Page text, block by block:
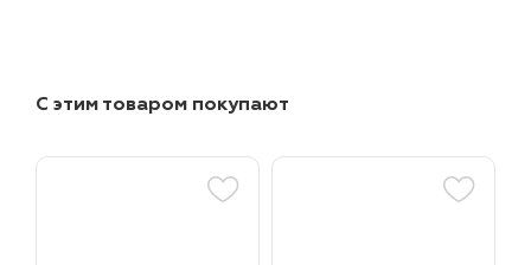
С этим товаром покупают